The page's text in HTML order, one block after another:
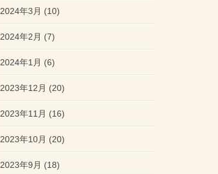
2024年3月 (10)
2024年2月 (7)
2024年1月 (6)
2023年12月 (20)
2023年11月 (16)
2023年10月 (20)
2023年9月 (18)